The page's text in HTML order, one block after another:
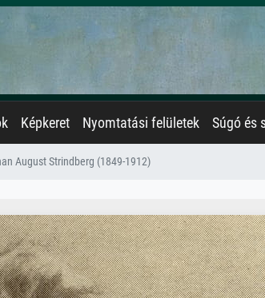
Képkeret Nyomtatási felületek Súgó és
August Strindberg (1849-1912)